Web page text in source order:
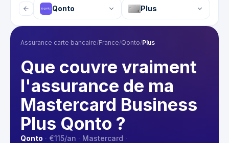
Qonto Plus
Assurance carte bancaire/France/Qonto/Plus
Que couvre vraiment
l'assurance de ma
Mastercard Business
Plus Qonto ?
Qonto · €115/an · Mastercard ·